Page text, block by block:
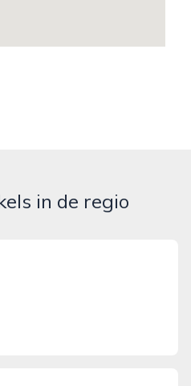
in de regio